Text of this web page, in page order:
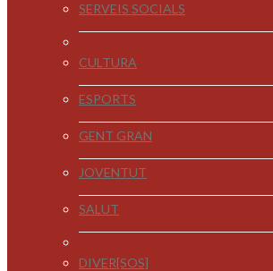
SERVEIS SOCIALS
CULTURA
ESPORTS
GENT GRAN
JOVENTUT
SALUT
DIVER[SOS]